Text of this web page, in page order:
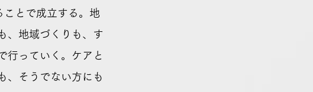
ことで成立する。地
、地域づくりも、す
行っていく。ケアと
、そうでない方にも